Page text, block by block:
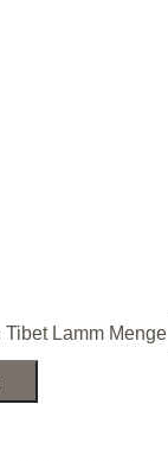
Lamm Menge